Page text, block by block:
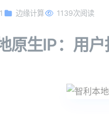
边缘计算 1139次阅读
原生IP：用户